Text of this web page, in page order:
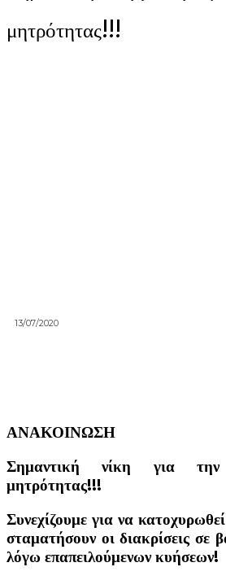
μητρότητας!!!
13/07/2020
ΑΝΑΚΟΙΝΩΣΗ
Σημαντική νίκη για
μητρότητας!!!
Συνεχίζουμε για να
σταματήσουν οι διακρίσεις σε
λόγω επαπειλούμενων κυήσεων!